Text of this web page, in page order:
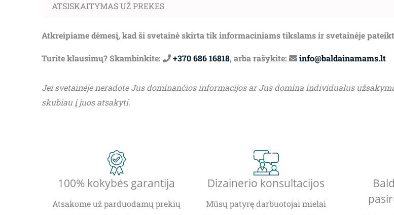
ATSISKAITYMAS UŽ PREKES
Atkreipiame dėmesį, kad ši svetainė skirta tik informaciniams tikslams ir svetainėje
Turite klausimų? Skambinkite: +370 686 16818, arba rašykite: info@baldainamams.lt
Jei svetainėje neradote Jus dominančios informacijos ar Jus domina individualus
skubiau į juos atsakyti.
100% kokybės garantija
Atsakome už parduodamų prekių
Dizainerio konsultacijos
Mūsų patyrę darbuotojai mielai